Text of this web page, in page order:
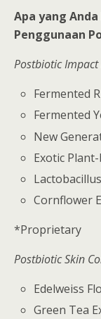
Apa yang
Penggunaan
Postbiotic
Fermented
Fermented
New
Exotic
Cornflower
*Proprietary
Postbiotic Skin
Edelweiss
Green Tea